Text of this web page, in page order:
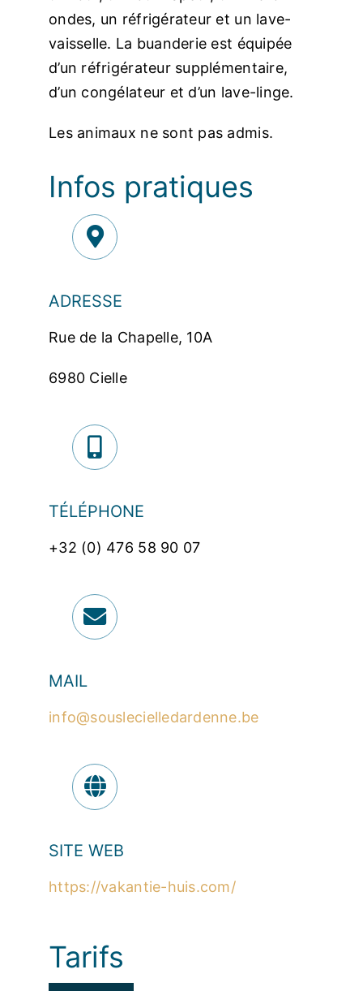
ondes, un réfrigérateur et un lave-
vaisselle. La buanderie est équipée
d’un réfrigérateur supplémentaire,
d’un congélateur et d’un lave-linge.
Les animaux ne sont pas admis.
Infos pratiques
ADRESSE
Rue de la Chapelle, 10A
6980 Cielle
TÉLÉPHONE
+32 (0) 476 58 90 07
MAIL
info@souslecielledardenne.be
SITE WEB
https://vakantie-huis.com/
Tarifs